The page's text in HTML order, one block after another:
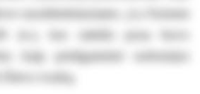
nuodėmklausiams „La Somme
m.), kur raitelio poza buvo
kaip priešgamtinė sodomijos
tvarką.